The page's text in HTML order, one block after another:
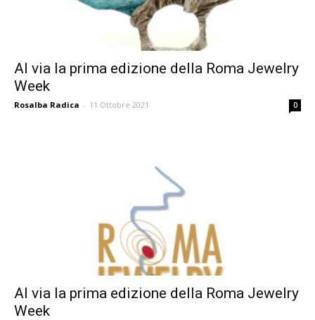
Al via la prima edizione della Roma Jewelry
Week
Rosalba Radica - 11 Ottobre 2021 0
Al via la prima edizione della Roma Jewelry
Week